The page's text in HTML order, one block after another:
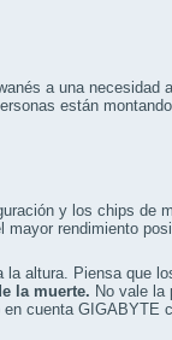
a una necesidad
están montando
y los chips de
mayor rendimiento
la altura. Piensa que
la muerte. No vale la
cuenta GIGABYTE